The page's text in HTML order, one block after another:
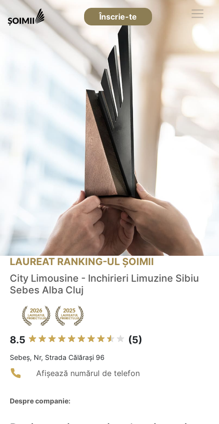
Înscrie-te
LAUREAT RANKING-UL ȘOIMII
City Limousine - Inchirieri Limuzine Sibiu
Sebes Alba Cluj
8.5 (5)
Sebeş, Nr, Strada Călărași 96
Afișează numărul de telefon
Despre companie: